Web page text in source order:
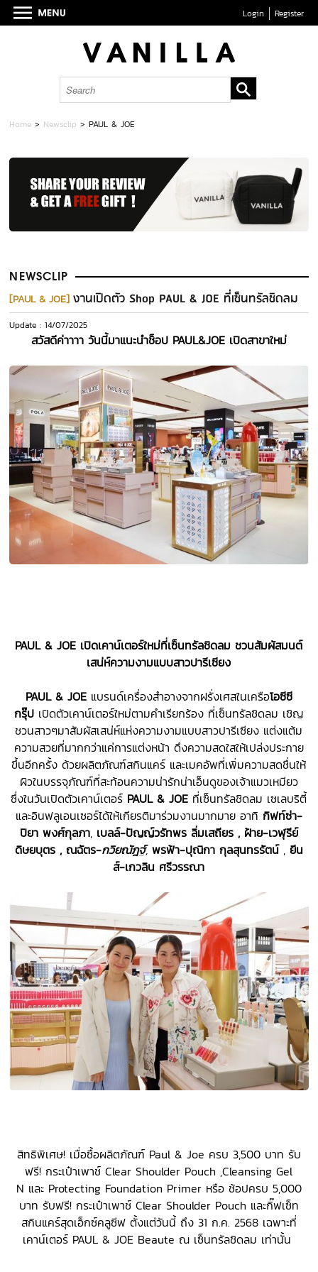
Login Register
Home > Newsclip > PAUL & JOE
NEWSCLIP
[PAUL & JOE] งานเปิดตัว Shop PAUL & JOE ที่เซ็นทรัลชิดลม
Update : 14/07/2025
สวัสดีค่าาาา วันนี้มาแนะนำช็อป PAUL&JOE เปิดสาขาใหม่
PAUL & JOE เปิดเคาน์เตอร์ใหม่ที่เซ็นทรัลชิดลม ชวนสัมผัสมนต์
เสน่ห์ความงามแบบสาวปารีเซียง
PAUL & JOEแบรนด์เครื่องสำอางจากฝรั่งเศสในเครือโอซีซี
กรุ๊ป เปิดตัวเคาน์เตอร์ใหม่ตามคำเรียกร้อง ที่เซ็นทรัลชิดลม เชิญ
ชวนสาวๆมาสัมผัสเสน่ห์แห่งความงามแบบสาวปารีเซียง แต่งแต้ม
ความสวยที่มากกว่าแค่การแต่งหน้า ดึงความสดใสให้เปล่งประกาย
ขึ้นอีกครั้ง ด้วยผลิตภัณฑ์สกินแคร์ และเมคอัพที่เพิ่มความสดชื่นให้
ผิวในบรรจุภัณฑ์ที่สะท้อนความน่ารักน่าเอ็นดูของเจ้าแมวเหมียว
ซึ่งในวันเปิดตัวเคาน์เตอร์ PAUL & JOE ที่เซ็นทรัลชิดลม เซเลบริตี้
และอินฟลูเอนเซอร์ได้ให้เกียรติมาร่วมงานมากมาย อาทิ กิฟท์ซ่า-
ปิยา พงศ์กุลภา, เบลล์-ปัญญ์วรัทพร ลิ่มเสถียร , ฝ้าย-เวฬุรีย์
ดิษยบุตร , ณฉัตร-กวิยณัฎฐ์, พรฟ้า-ปุณิกา กุลสุนทรรัตน์ , ยีน
ส์-เกวลิน ศรีวรรณา
สิทธิพิเศษ! เมื่อซื้อผลิตภัณฑ์ Paul & Joe ครบ 3,500 บาท รับ
ฟรี! กระเป๋าเพาช์ Clear Shoulder Pouch ,Cleansing Gel
N และ Protecting Foundation Primer หรือ ช้อปครบ 5,000
บาท รับฟรี! กระเป๋าเพาช์ Clear Shoulder Pouch และกิ๊ฟเซ็ท
สกินแคร์สุดเอ็กซ์คลูซีฟ ตั้งแต่วันนี้ ถึง 31 ก.ค. 2568 เฉพาะที่
เคาน์เตอร์ PAUL & JOE Beaute ณ เซ็นทรัลชิดลม เท่านั้น